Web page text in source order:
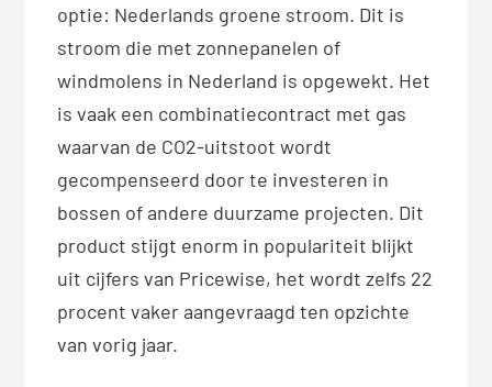
optie: Nederlands groene stroom. Dit is
stroom die met zonnepanelen of
windmolens in Nederland is opgewekt. Het
is vaak een combinatiecontract met gas
waarvan de CO2-uitstoot wordt
gecompenseerd door te investeren in
bossen of andere duurzame projecten. Dit
product stijgt enorm in populariteit blijkt
uit cijfers van Pricewise, het wordt zelfs 22
procent vaker aangevraagd ten opzichte
van vorig jaar.